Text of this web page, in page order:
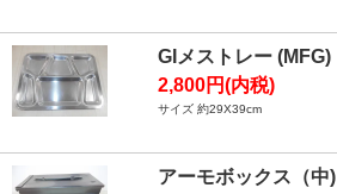
GIメストレー (MFG)
2,800円(内税)
サイズ 約29X39cm
アーモボックス（中)